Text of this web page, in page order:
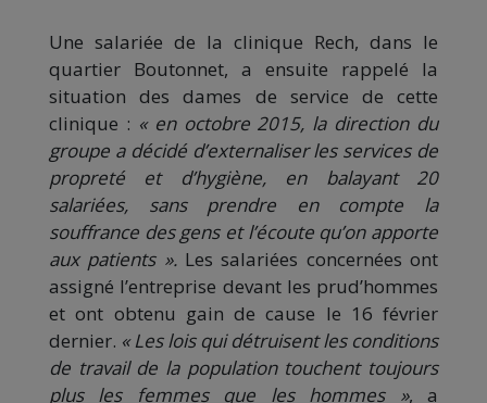
Une salariée de la clinique Rech, dans le
quartier Boutonnet, a ensuite rappelé la
situation des dames de service de cette
clinique : « en octobre 2015, la direction du
groupe a décidé d’externaliser les services de
propreté et d’hygiène, en balayant 20
salariées, sans prendre en compte la
souffrance des gens et l’écoute qu’on apporte
aux patients ». Les salariées concernées ont
assigné l’entreprise devant les prud’hommes
et ont obtenu gain de cause le 16 février
dernier. « Les lois qui détruisent les conditions
de travail de la population touchent toujours
plus les femmes que les
hommes », a